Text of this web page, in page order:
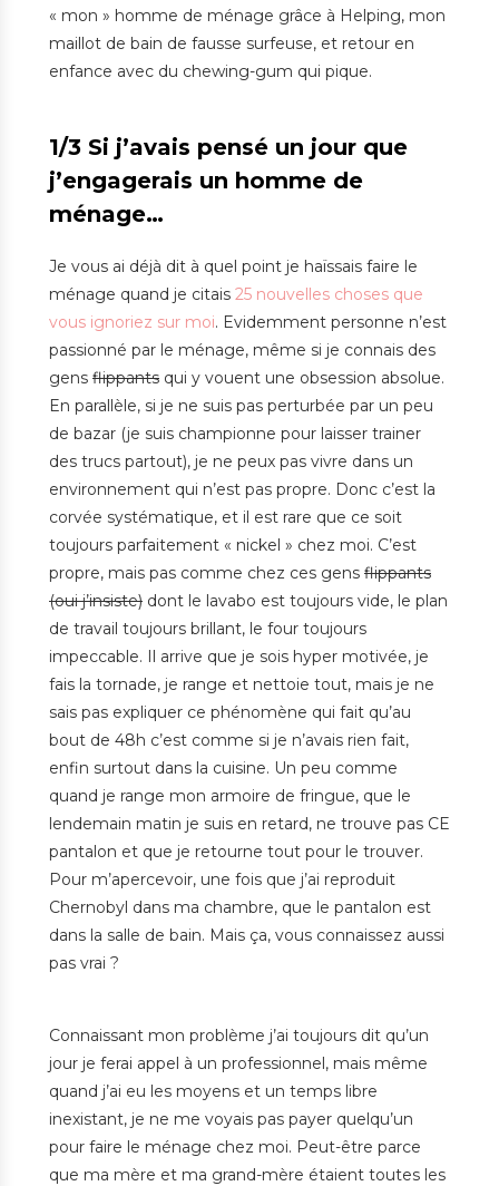
« mon » homme de ménage grâce à Helping, mon
maillot de bain de fausse surfeuse, et retour en
enfance avec du chewing-gum qui pique.
1/3 Si j’avais pensé un jour que
j’engagerais un homme de
ménage…
Je vous ai déjà dit à quel point je haïssais faire le
ménage quand je citais 25 nouvelles choses que
vous ignoriez sur moi. Evidemment personne n’est
passionné par le ménage, même si je connais des
gens flippants qui y vouent une obsession absolue.
En parallèle, si je ne suis pas perturbée par un peu
de bazar (je suis championne pour laisser trainer
des trucs partout), je ne peux pas vivre dans un
environnement qui n’est pas propre. Donc c’est la
corvée systématique, et il est rare que ce soit
toujours parfaitement « nickel » chez moi. C’est
propre, mais pas comme chez ces gens flippants
(oui j’insiste) dont le lavabo est toujours vide, le plan
de travail toujours brillant, le four toujours
impeccable. Il arrive que je sois hyper motivée, je
fais la tornade, je range et nettoie tout, mais je ne
sais pas expliquer ce phénomène qui fait qu’au
bout de 48h c’est comme si je n’avais rien fait,
enfin surtout dans la cuisine. Un peu comme
quand je range mon armoire de fringue, que le
lendemain matin je suis en retard, ne trouve pas CE
pantalon et que je retourne tout pour le trouver.
Pour m’apercevoir, une fois que j’ai reproduit
Chernobyl dans ma chambre, que le pantalon est
dans la salle de bain. Mais ça, vous connaissez aussi
pas vrai ?
Connaissant mon problème j’ai toujours dit qu’un
jour je ferai appel à un professionnel, mais même
quand j’ai eu les moyens et un temps libre
inexistant, je ne me voyais pas payer quelqu’un
pour faire le ménage chez moi. Peut-être parce
que ma mère et ma grand-mère étaient toutes les